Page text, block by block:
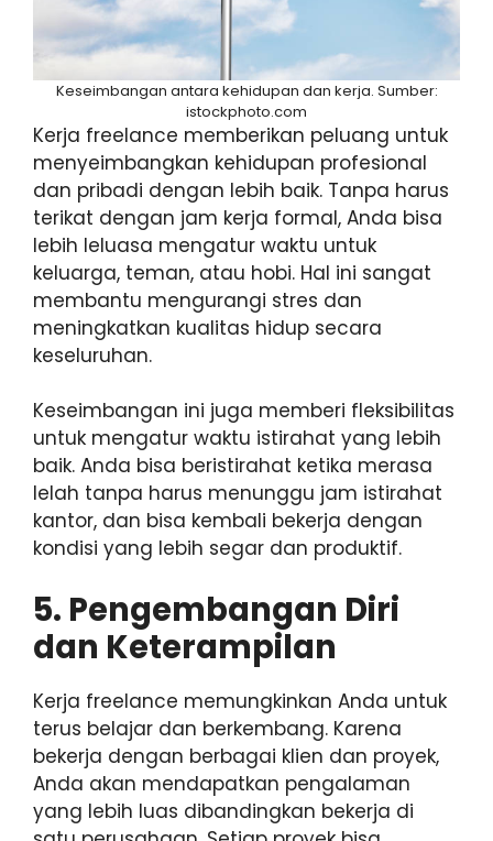
Keseimbangan antara kehidupan dan kerja. Sumber:
istockphoto.com
Kerja freelance memberikan peluang untuk
menyeimbangkan kehidupan profesional
dan pribadi dengan lebih baik. Tanpa harus
terikat dengan jam kerja formal, Anda bisa
lebih leluasa mengatur waktu untuk
keluarga, teman, atau hobi. Hal ini sangat
membantu mengurangi stres dan
meningkatkan kualitas hidup secara
keseluruhan.
Keseimbangan ini juga memberi fleksibilitas
untuk mengatur waktu istirahat yang lebih
baik. Anda bisa beristirahat ketika merasa
lelah tanpa harus menunggu jam istirahat
kantor, dan bisa kembali bekerja dengan
kondisi yang lebih segar dan produktif.
5. Pengembangan Diri
dan Keterampilan
Kerja freelance memungkinkan Anda untuk
terus belajar dan berkembang. Karena
bekerja dengan berbagai klien dan proyek,
Anda akan mendapatkan pengalaman
yang lebih luas dibandingkan bekerja di